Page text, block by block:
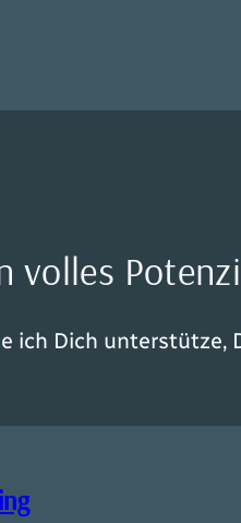
volles
ich Dich unterstütze,